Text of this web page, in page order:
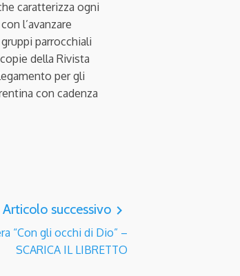
caratterizza ogni
l’avanzare
parrocchiali
della Rivista
per gli
con cadenza
Articolo successivo navigate_next
“Con gli occhi di Dio” –
SCARICA IL LIBRETTO